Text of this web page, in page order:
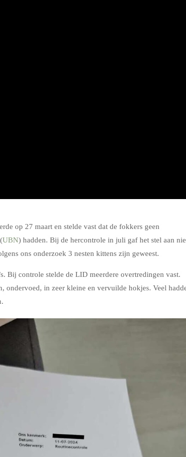
op 27 maart en stelde vast dat de fokkers geen
UBN) hadden. Bij de hercontrole in juli gaf het stel aan
ons onderzoek 3 nesten kittens zijn geweest.
Bij controle stelde de LID meerdere overtredingen vast.
ondervoed, in zeer kleine en vervuilde hokjes. Veel